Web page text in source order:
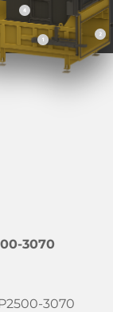
3070
3070